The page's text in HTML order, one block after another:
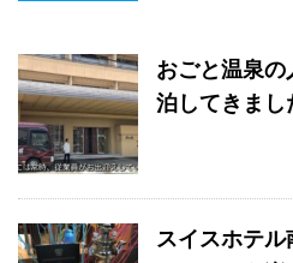
おごと温泉
泊してきまし
スイスホテ